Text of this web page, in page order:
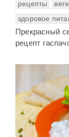
рецепты
здоровое
Прекрасный
рецепт